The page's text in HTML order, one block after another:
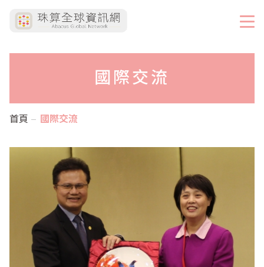
國際交流
首頁 國際交流